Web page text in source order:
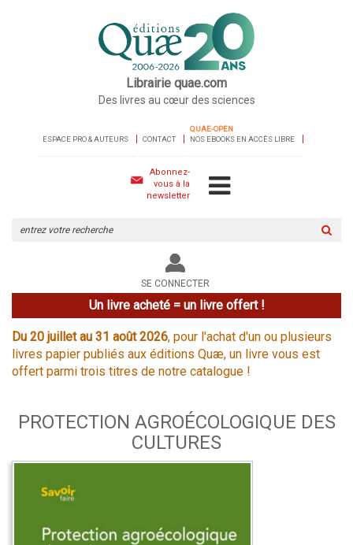
Librairie quae.com
Des livres au cœur des sciences
ESPACE PRO & AUTEURS CONTACT
QUAE-OPEN
NOS EBOOKS EN ACCÈS LIBRE
Abonnez-
vous à la
newsletter
le
site
SE CONNECTER
Un livre acheté = un livre offert !
Du 20 juillet au 31 août 2026, pour l'achat d'un ou plusieurs
livres papier publiés aux éditions Quæ, un livre vous est
offert parmi trois titres de notre catalogue !
PROTECTION AGROÉCOLOGIQUE DES
CULTURES